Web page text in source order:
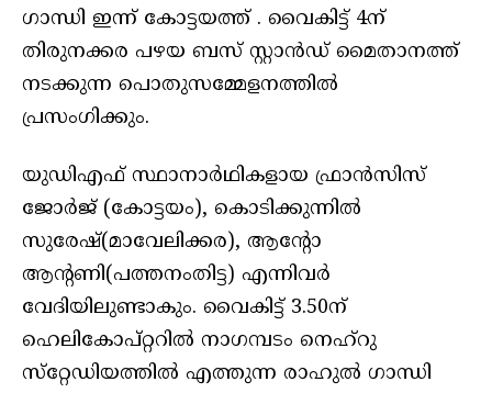
ഗാന്ധി ഇന്ന് കോട്ടയത്ത് . വൈകിട്ട് 4ന്
തിരുനക്കര പഴയ ബസ് സ്റ്റാൻഡ് മൈതാനത്ത്
നടക്കുന്ന പൊതുസമ്മേളനത്തിൽ
പ്രസംഗിക്കും.
യുഡിഎഫ് സ്ഥാനാർഥികളായ ഫ്രാൻസിസ്
ജോർജ് (കോട്ടയം), കൊടിക്കുന്നിൽ
സുരേഷ്(മാവേലിക്കര), ആന്റോ
ആന്റണി(പത്തനംതിട്ട) എന്നിവർ
വേദിയിലുണ്ടാകും. വൈകിട്ട് 3.50ന്
ഹെലികോപ്റ്ററിൽ നാഗമ്പടം നെഹ്റു
സ്‌റ്റേഡിയത്തിൽ എത്തുന്ന രാഹുൽ ഗാന്ധി